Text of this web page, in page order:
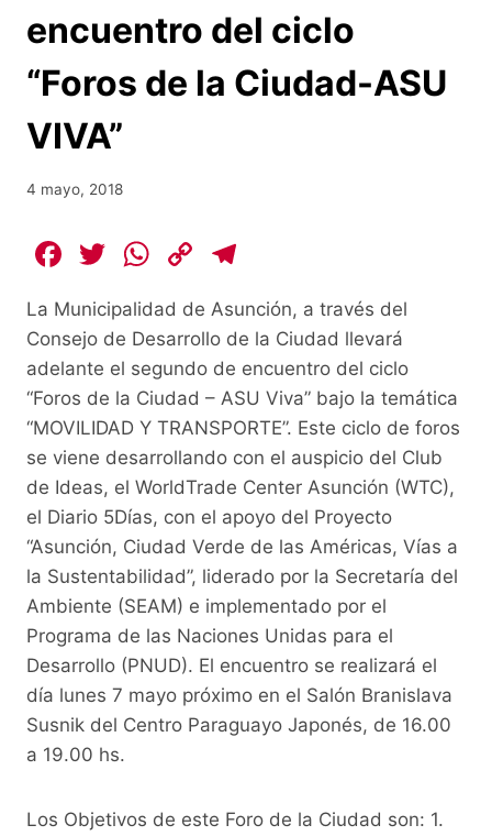
encuentro del ciclo
“Foros de la Ciudad-ASU
VIVA”
4 mayo, 2018
F
c
e
b
o
o
k
T
itt
er
W
at
s
A
p
p
C
p
y
Li
n
k
e
gr
a
m
La Municipalidad de Asunción, a través del
Consejo de Desarrollo de la Ciudad llevará
adelante el segundo de encuentro del ciclo
“Foros de la Ciudad – ASU Viva” bajo la temática
“MOVILIDAD Y TRANSPORTE”. Este ciclo de foros
se viene desarrollando con el auspicio del Club
de Ideas, el WorldTrade Center Asunción (WTC),
el Diario 5Días, con el apoyo del Proyecto
“Asunción, Ciudad Verde de las Américas, Vías a
la Sustentabilidad”, liderado por la Secretaría del
Ambiente (SEAM) e implementado por el
Programa de las Naciones Unidas para el
Desarrollo (PNUD). El encuentro se realizará el
día lunes 7 mayo próximo en el Salón Branislava
Susnik del Centro Paraguayo Japonés, de 16.00
a 19.00 hs.
Los Objetivos de este Foro de la Ciudad son: 1.